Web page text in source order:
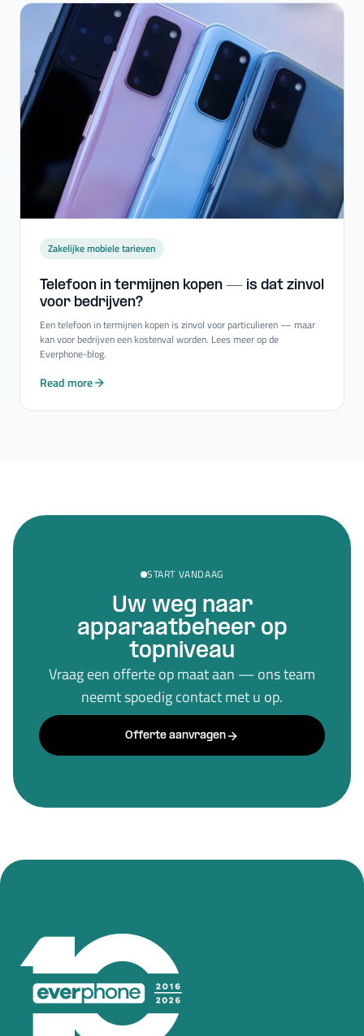
Zakelijke mobiele tarieven
Telefoon in termijnen kopen — is dat zinvol
voor bedrijven?
Een telefoon in termijnen kopen is zinvol voor particulieren — maar
kan voor bedrijven een kostenval worden. Lees meer op de
Everphone-blog.
Read more
START VANDAAG
Uw weg naar
apparaatbeheer op
topniveau
Vraag een offerte op maat aan — ons team
neemt spoedig contact met u op.
Offerte aanvragen